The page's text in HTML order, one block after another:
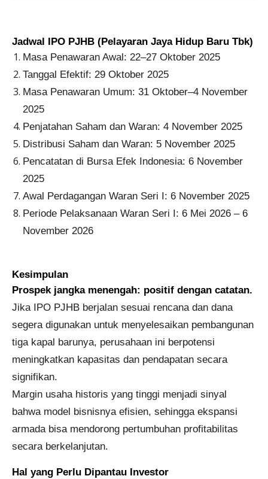
Jadwal IPO PJHB (Pelayaran Jaya Hidup Baru Tbk)
Masa Penawaran Awal: 22–27 Oktober 2025
Tanggal Efektif: 29 Oktober 2025
Masa Penawaran Umum: 31 Oktober–4 November
2025
Penjatahan Saham dan Waran: 4 November 2025
Distribusi Saham dan Waran: 5 November 2025
Pencatatan di Bursa Efek Indonesia: 6 November
2025
Awal Perdagangan Waran Seri I: 6 November 2025
Periode Pelaksanaan Waran Seri I: 6 Mei 2026 – 6
November 2026
Kesimpulan
Prospek jangka menengah: positif dengan catatan.
Jika IPO PJHB berjalan sesuai rencana dan dana
segera digunakan untuk menyelesaikan pembangunan
tiga kapal barunya, perusahaan ini berpotensi
meningkatkan kapasitas dan pendapatan secara
signifikan.
Margin usaha historis yang tinggi menjadi sinyal
bahwa model bisnisnya efisien, sehingga ekspansi
armada bisa mendorong pertumbuhan profitabilitas
secara berkelanjutan.
Hal yang Perlu Dipantau Investor